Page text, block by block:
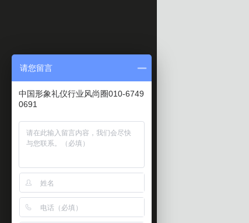
请您留言
中国形象礼仪行业风尚圈010-6749
0691